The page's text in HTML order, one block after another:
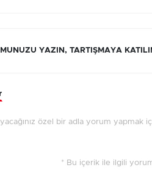
YAZIN, TARTIŞMAYA
özel bir adla yorum yapmak
* Bu içerik ile ilgili